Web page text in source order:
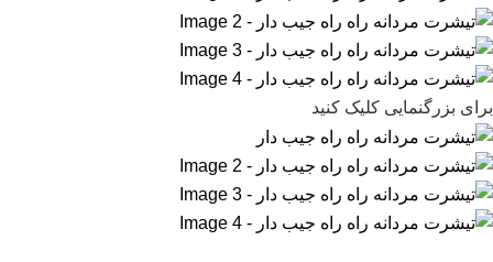
برای بزرگنمایی کلیک کنید